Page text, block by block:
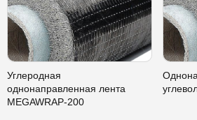
Углеродная
однонаправленная лента
MEGAWRAP-200